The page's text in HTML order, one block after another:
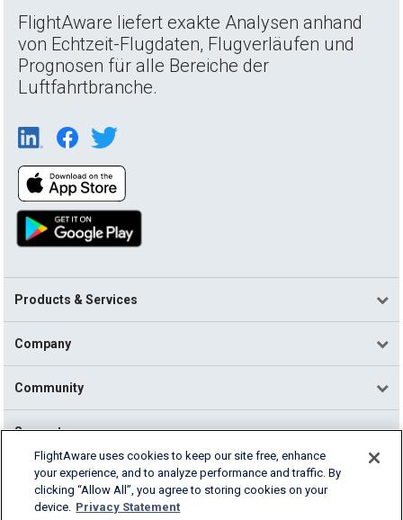
FlightAware liefert exakte Analysen anhand
von Echtzeit-Flugdaten, Flugverläufen und
Prognosen für alle Bereiche der
Luftfahrtbranche.
Products & Services
Company
Community
Support
English (USA)
2026 FlightAware
FlightAware uses cookies to keep our site free, enhance
your experience, and to analyze performance and traffic. By
clicking “Allow All”, you agree to storing cookies on your
device. Privacy Statement